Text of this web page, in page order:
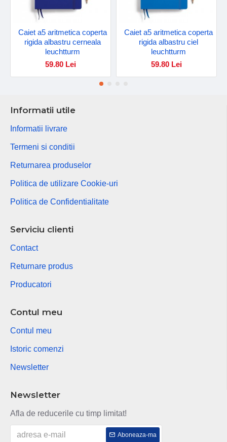
Caiet a5 aritmetica coperta
rigida albastru cerneala
leuchtturm
59.80 Lei
Caiet a5 aritmetica coperta
rigida albastru ciel
leuchtturm
59.80 Lei
Informatii utile
Informatii livrare
Termeni si conditii
Returnarea produselor
Politica de utilizare Cookie-uri
Politica de Confidentialitate
Serviciu clienti
Contact
Returnare produs
Producatori
Contul meu
Contul meu
Istoric comenzi
Newsletter
Newsletter
Afla de reducerile cu timp limitat!
Aboneaza-ma